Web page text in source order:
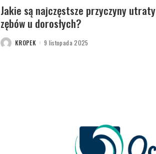
Jakie są najczęstsze przyczyny utraty
zębów u dorosłych?
POSTEDKROPEK 9 listopada 2025